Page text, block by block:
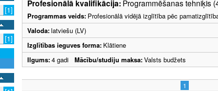
[1]
[1]
Profesionālā kvalifikācija: Programmēšanas tehniķis
Programmas veids: Profesionālā vidējā izglītība pēc
Valoda:latviešu (LV)
Izglītības ieguves forma: Klātiene
Ilgums:4 gadi Mācību/studiju maksa:Valsts budžets
1